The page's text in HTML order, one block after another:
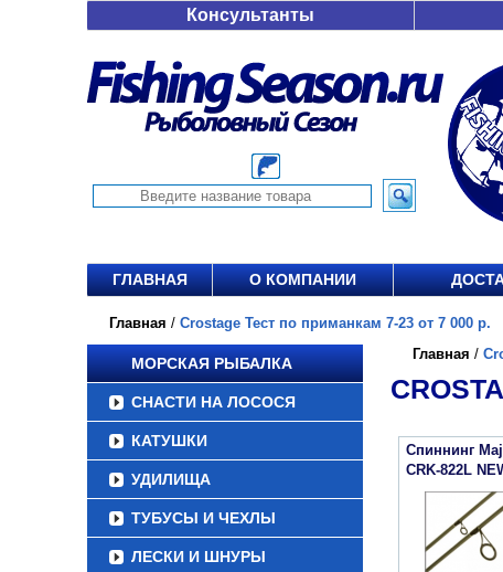
Консультанты
ГЛАВНАЯ О КОМПАНИИ
Главная / Crostage Тест по приманкам 7-23 от 7 000 р.
МОРСКАЯ РЫБАЛКА
СНАСТИ НА ЛОСОСЯ
КАТУШКИ
УДИЛИЩА
ТУБУСЫ И ЧЕХЛЫ
ЛЕСКИ И ШНУРЫ
Главная /
Спиннинг
CRK-822L